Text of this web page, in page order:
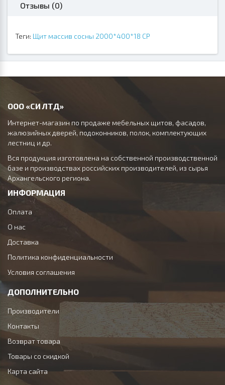
Отзывы (0)
Теги: Щит массив сосны 2000*400*18 СР
ООО «СИ ЛТД»
Интернет-магазин по продаже мебельных щитов, фасадов,
жалюзийных дверей, подоконников, полок, комплектующих
лестниц и др.
Вся продукция изготовлена на собственной производственной
базе и производствах российских производителей, из сырья
Архангельского региона.
ИНФОРМАЦИЯ
Оплата
О нас
Доставка
Политика конфиденциальности
Условия соглашения
ДОПОЛНИТЕЛЬНО
Производители
Контакты
Возврат товара
Товары со скидкой
Карта сайта